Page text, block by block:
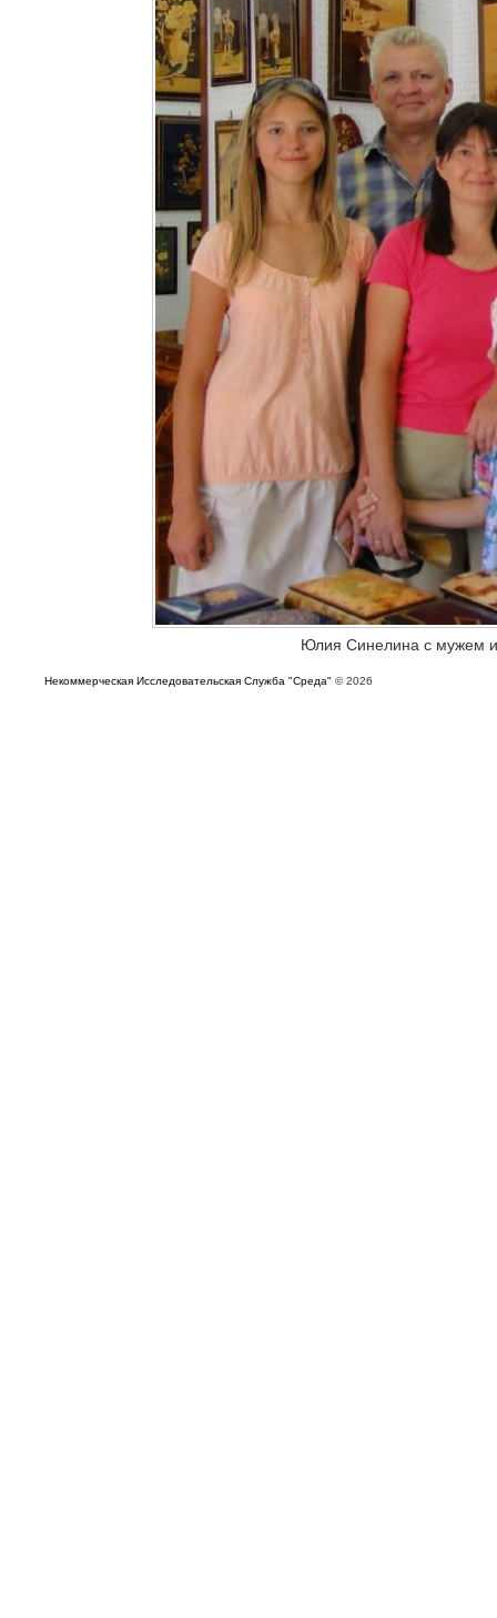
Юлия Синелина с мужем
Некоммерческая Исследовательская Служба "Среда" © 2026